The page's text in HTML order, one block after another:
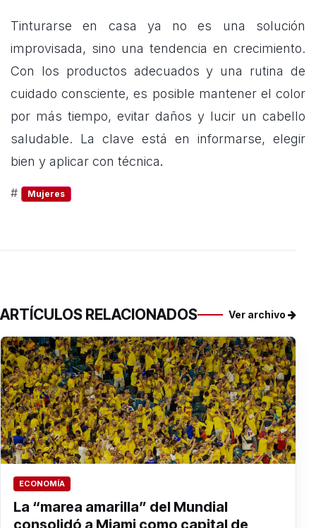
Tinturarse en casa ya no es una solución
improvisada, sino una tendencia en crecimiento.
Con los productos adecuados y una rutina de
cuidado consciente, es posible mantener el color
por más tiempo, evitar daños y lucir un cabello
saludable. La clave está en informarse, elegir
bien y aplicar con técnica.
# Mujeres
ARTÍCULOS RELACIONADOS Ver archivo
ECONOMÍA
La “marea amarilla” del Mundial
consolidó a Miami como capital de